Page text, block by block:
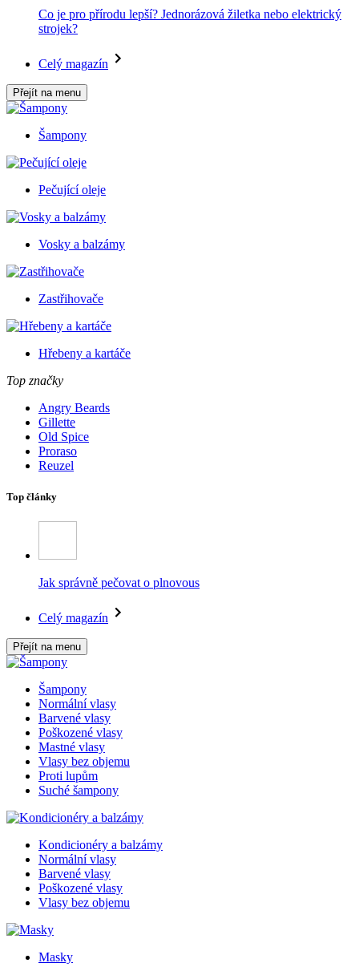
Co je pro přírodu lepší? Jednorázová žiletka nebo elektrický
strojek?
Celý magazín
Přejít na menu
Šampony
Pečující oleje
Vosky a balzámy
Zastřihovače
Hřebeny a kartáče
Top značky
Angry Beards
Gillette
Old Spice
Proraso
Reuzel
Top články
Jak správně pečovat o plnovous
Celý magazín
Přejít na menu
Šampony
Normální vlasy
Barvené vlasy
Poškozené vlasy
Mastné vlasy
Vlasy bez objemu
Proti lupům
Suché šampony
Kondicionéry a balzámy
Normální vlasy
Barvené vlasy
Poškozené vlasy
Vlasy bez objemu
Masky